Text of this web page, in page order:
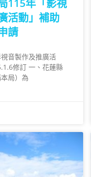
115年「影視
活動」補助
請
音製作及推廣活
修訂 一、花蓮縣
局）為